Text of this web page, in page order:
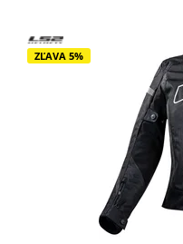
ZĽAVA 5%